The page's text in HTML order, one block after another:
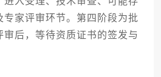
专家评审环节。第四阶段为批
审后，等待资质证书的签发与